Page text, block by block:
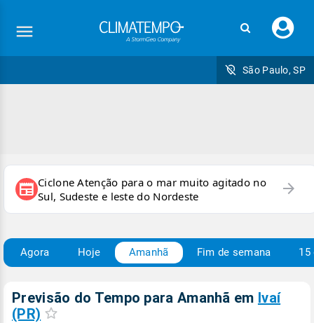
seu
São Paulo, SP
newspaper Ciclone Atenção para o mar muito agitado no
Sul, Sudeste e leste do Nordeste
arrow_forward
Agora Hoje Amanhã Fim de semana 15
Previsão do Tempo para Amanhã em Ivaí
(PR)